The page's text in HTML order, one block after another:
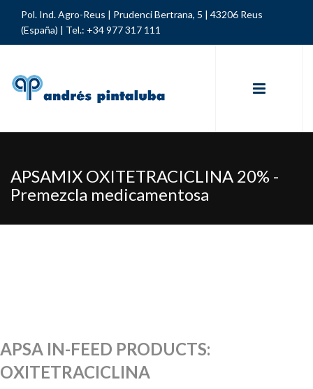
Pol. Ind. Agro-Reus | Prudenci Bertrana, 5 | 43206 Reus
(España) | Tel.: +34 977 317 111
APSAMIX OXITETRACICLINA 20% -
Premezcla medicamentosa
APSA IN-FEED PRODUCTS:
OXITETRACICLINA